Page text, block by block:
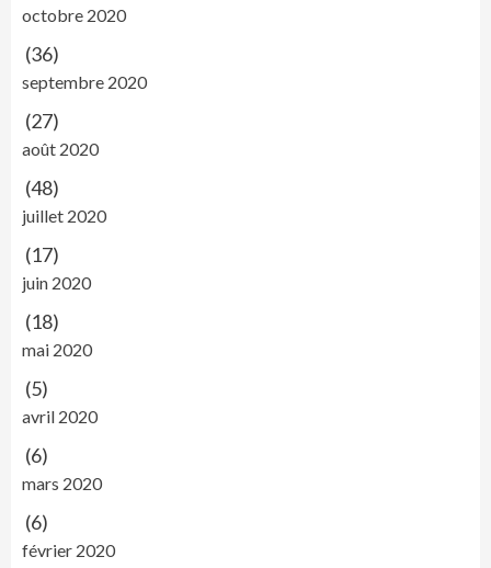
octobre 2020
(36)
septembre 2020
(27)
août 2020
(48)
juillet 2020
(17)
juin 2020
(18)
mai 2020
(5)
avril 2020
(6)
mars 2020
(6)
février 2020